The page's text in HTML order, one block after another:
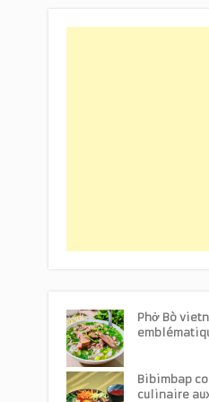
Phở Bò
Bibimbap
culinaire